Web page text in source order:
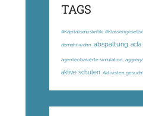
TAGS
#Kapitalismuskritik;
abmahnwahn abspaltung acta
agentenbasierte simulation
aktive schulen Aktivisten gesucht